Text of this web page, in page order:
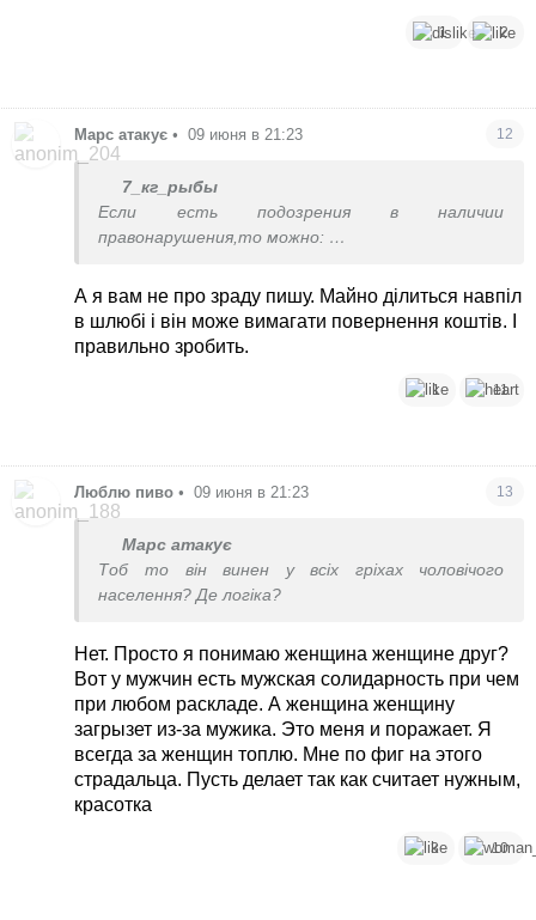
1 2
Марс атакує • 09 июня в 21:23 12
7_кг_рыбы
Если есть подозрения в наличии
правонарушения,то можно:
Б) обратиться в правоохранительные органы
Супружеская измена ни разу не считается
правонарушением с точки зрения закона.
А я вам не про зраду пишу. Майно ділиться навпіл
в шлюбі і він може вимагати повернення коштів. І
правильно зробить.
1 11
Люблю пиво • 09 июня в 21:23 13
Марс атакує
Тоб то він винен у всіх гріхах чоловічого
населення? Де логіка?
Нет. Просто я понимаю женщина женщине друг?
Вот у мужчин есть мужская солидарность при чем
при любом раскладе. А женщина женщину
загрызет из-за мужика. Это меня и поражает. Я
всегда за женщин топлю. Мне по фиг на этого
страдальца. Пусть делает так как считает нужным,
красотка
3 10